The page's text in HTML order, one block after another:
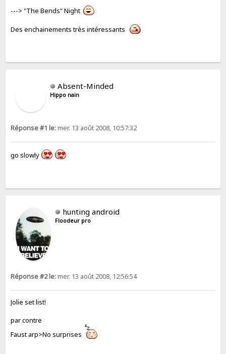
---> "The Bends" Night
Des enchainements très intéressants
Absent-Minded
Hippo nain
Réponse #1 le:mer. 13 août 2008, 10:57:32
go slowly
hunting android
Floodeur pro
Réponse #2 le:mer. 13 août 2008, 12:56:54
Jolie set list!
par contre
Faust arp>No surprises